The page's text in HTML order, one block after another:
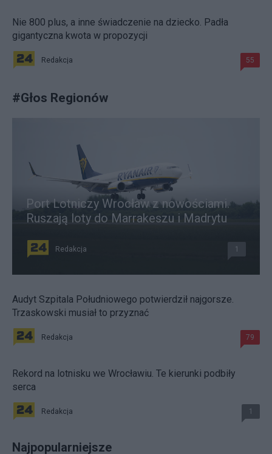
Nie 800 plus, a inne świadczenie na dziecko. Padła
gigantyczna kwota w propozycji
Redakcja 55
#Głos Regionów
Port Lotniczy Wrocław z nowościami.
Ruszają loty do Marrakeszu i Madrytu
Redakcja 1
Audyt Szpitala Południowego potwierdził najgorsze.
Trzaskowski musiał to przyznać
Redakcja 79
Rekord na lotnisku we Wrocławiu. Te kierunki podbiły
serca
Redakcja 1
Najpopularniejsze